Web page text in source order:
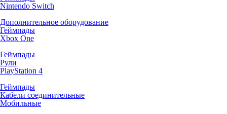
Nintendo Switch
Дополнительное оборудование
Геймпады
Xbox One
Геймпады
Рули
PlayStation 4
Геймпады
Кабели соединительные
Мобильные